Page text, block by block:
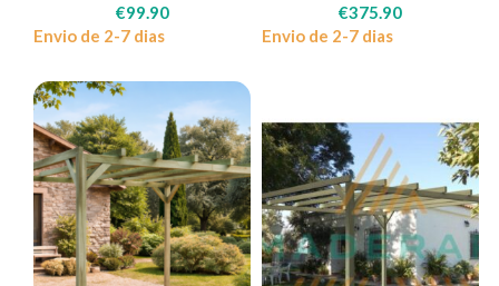
€99.90
Envio de 2-7 dias
€375.90
Envio de 2-7 dias